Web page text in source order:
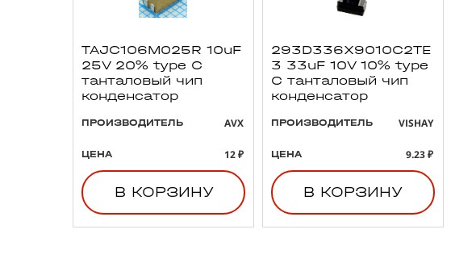
TAJC106M025R 10uF
25V 20% type C
танталовый чип
конденсатор
ПРОИЗВОДИТЕЛЬ AVX
ЦЕНА 12 ₽
В КОРЗИНУ
293D336X9010C2TE
3 33uF 10V 10% type
C танталовый чип
конденсатор
ПРОИЗВОДИТЕЛЬ VISHAY
ЦЕНА 9.23 ₽
В КОРЗИНУ